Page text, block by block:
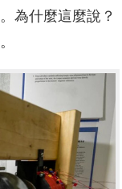
為什麼這麼說？